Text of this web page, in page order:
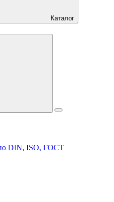
Каталог
DIN, ISO, ГОСТ